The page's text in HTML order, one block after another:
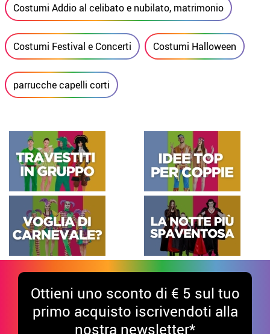
Costumi Addio al celibato e nubilato, matrimonio
Costumi Festival e Concerti Costumi Halloween
parrucche capelli corti
Ottieni uno sconto di € 5 sul tuo
primo acquisto iscrivendoti alla
nostra newsletter*